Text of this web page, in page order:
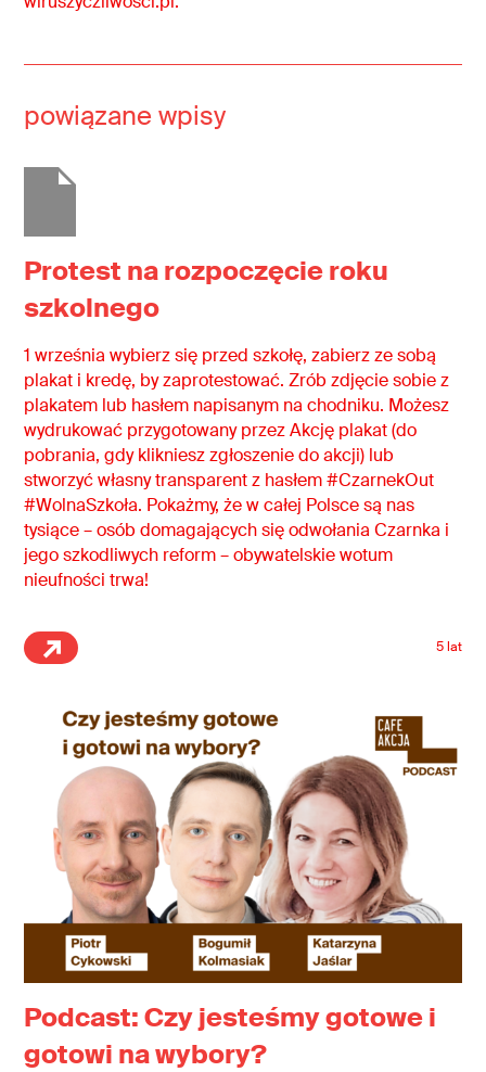
powiązane wpisy
Protest na rozpoczęcie roku
szkolnego
1 września wybierz się przed szkołę, zabierz ze sobą
plakat i kredę, by zaprotestować. Zrób zdjęcie sobie z
plakatem lub hasłem napisanym na chodniku. Możesz
wydrukować przygotowany przez Akcję plakat (do
pobrania, gdy klikniesz zgłoszenie do akcji) lub
stworzyć własny transparent z hasłem #CzarnekOut
#WolnaSzkoła. Pokażmy, że w całej Polsce są nas
tysiące – osób domagających się odwołania Czarnka i
jego szkodliwych reform – obywatelskie wotum
nieufności trwa!
5 lat
Podcast: Czy jesteśmy gotowe i
gotowi na wybory?